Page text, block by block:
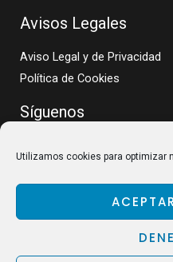
Utilizamos cookies para optimizar
Avisos Legales
Aviso Legal y de Privacidad
Política de Cookies
Síguenos